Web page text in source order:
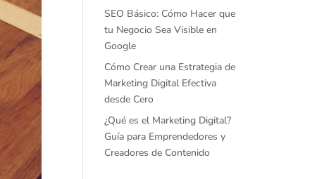
SEO Básico: Cómo Hacer que
tu Negocio Sea Visible en
Google
Cómo Crear una Estrategia de
Marketing Digital Efectiva
desde Cero
¿Qué es el Marketing Digital?
Guía para Emprendedores y
Creadores de Contenido